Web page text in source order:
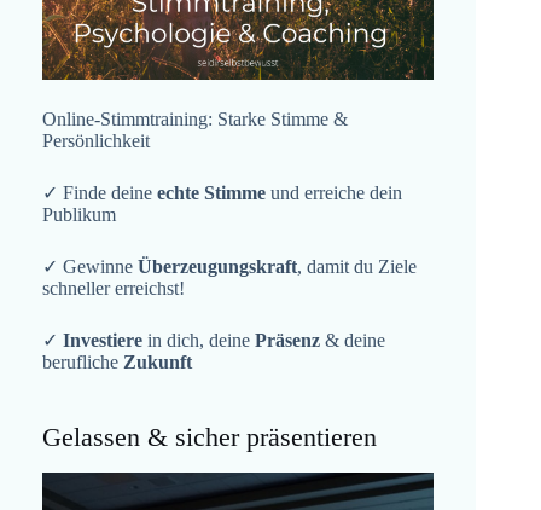
Online-Stimmtraining: Starke Stimme &
Persönlichkeit
✓ Finde deine echte Stimme und erreiche dein
Publikum
✓ Gewinne Überzeugungskraft, damit du Ziele
schneller erreichst!
✓ Investiere in dich, deine Präsenz & deine
berufliche Zukunft
Gelassen & sicher präsentieren